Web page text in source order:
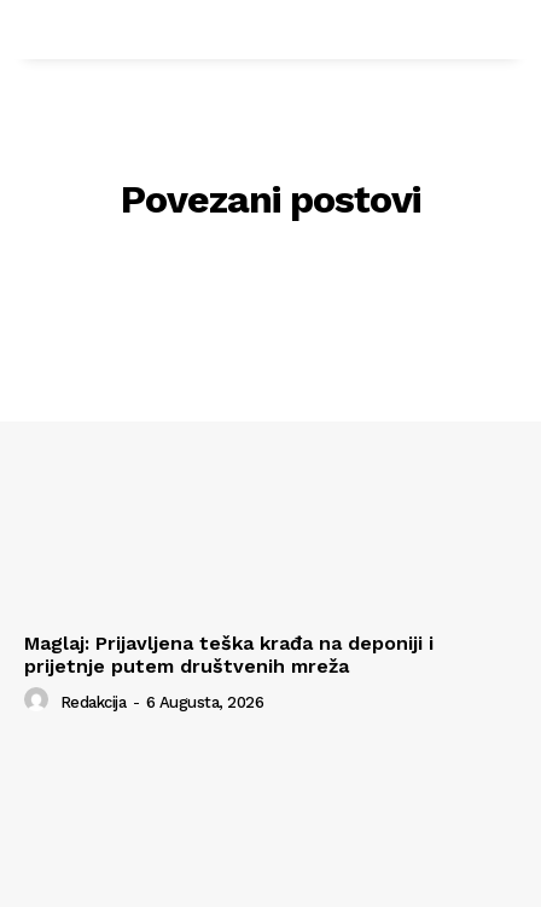
Povezani postovi
Maglaj: Prijavljena teška krađa na deponiji i
prijetnje putem društvenih mreža
Redakcija - 6 Augusta, 2026